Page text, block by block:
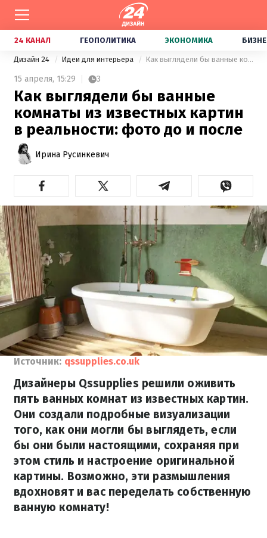
24 КАНАЛ ГЕОПОЛИТИКА ЭКОНОМИКА
Дизайн 24 Идеи для интерьера Как выглядели бы ванные комнаты из известных картин в реальности: фото до и после
15 апреля, 15:29 3
Как выглядели бы ванные
комнаты из известных картин
в реальности: фото до и после
Ирина Русинкевич
Источник: qssupplies.co.uk
Дизайнеры Qssupplies решили оживить
пять ванных комнат из известных картин.
Они создали подробные визуализации
того, как они могли бы выглядеть, если
бы они были настоящими, сохраняя при
этом стиль и настроение оригинальной
картины. Возможно, эти размышления
вдохновят и вас переделать собственную
ванную комнату!